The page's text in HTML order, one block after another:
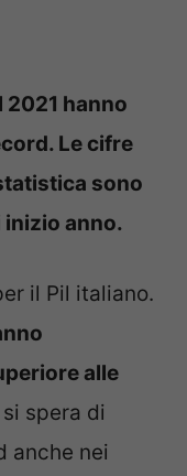
2021 hanno
Le cifre
sono
anno.
il Pil italiano.
alle
si spera di
anche nei